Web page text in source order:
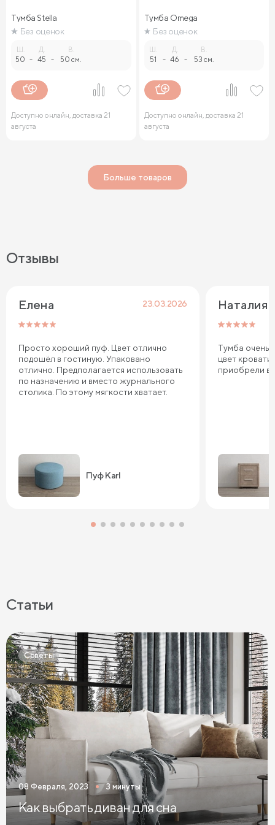
Тумба Stella
Без оценок
Ш.
50 -
Д.
45 -
В.
50 см.
Доступно онлайн, доставка 21
августа
Тумба Omega
Без оценок
Ш.
51 -
Д.
46 -
В.
53 см.
Доступно онлайн, доставка 21
августа
Больше товаров
Отзывы
Елена 23.03.2026
Просто хороший пуф. Цвет отлично
подошёл в гостиную. Упаковано
отлично. Предполагается использовать
по назначению и вместо журнального
столика. По этому мягкости хватает.
Пуф Karl
Наталия
Тумба очень
цвет
приобрели в
Статьи
Советы
08 Февраля, 2023 3 минуты
Как выбрать диван для сна